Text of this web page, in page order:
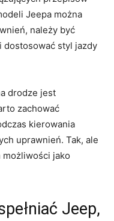
Jeepa ​można
należy być
‌dostosować styl ⁤jazdy
drodze jest
zachować
kierowania
‌uprawnień. Tak, ale
​jako
Jeep,​